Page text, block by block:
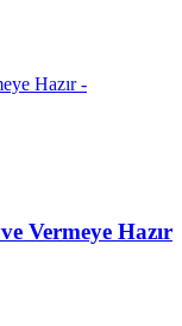
Vermeye Hazır